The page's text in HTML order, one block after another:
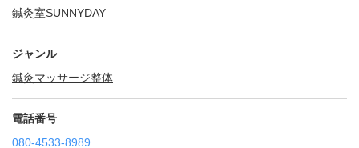
鍼灸室SUNNYDAY
ジャンル
鍼灸マッサージ整体
電話番号
080-4533-8989